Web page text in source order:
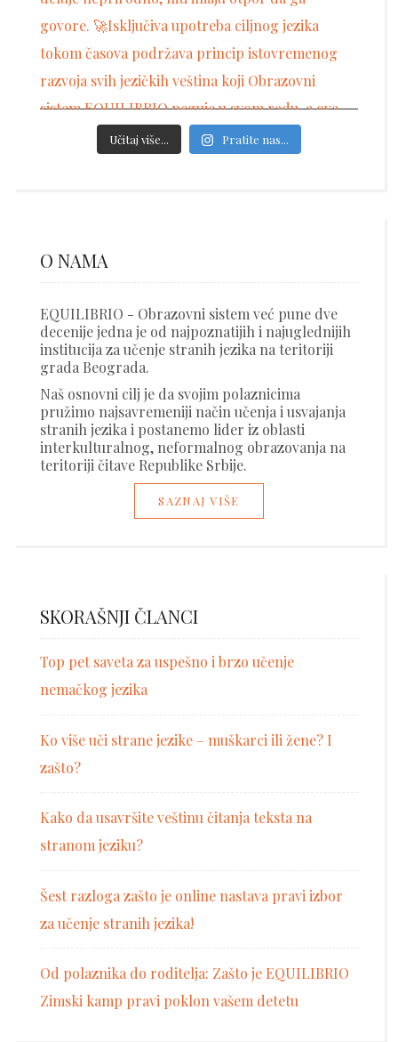
Učitaj više... Pratite nas...
O NAMA
EQUILIBRIO - Obrazovni sistem već pune dve
decenije jedna je od najpoznatijih i najuglednijih
institucija za učenje stranih jezika na teritoriji
grada Beograda.
Naš osnovni cilj je da svojim polaznicima
pružimo najsavremeniji način učenja i usvajanja
stranih jezika i postanemo lider iz oblasti
interkulturalnog, neformalnog obrazovanja na
teritoriji čitave Republike Srbije.
SAZNAJ VIŠE
SKORAŠNJI ČLANCI
Top pet saveta za uspešno i brzo učenje
nemačkog jezika
Ko više uči strane jezike – muškarci ili žene? I
zašto?
Kako da usavršite veštinu čitanja teksta na
stranom jeziku?
Šest razloga zašto je online nastava pravi izbor
za učenje stranih jezika!
Od polaznika do roditelja: Zašto je EQUILIBRIO
Zimski kamp pravi poklon vašem detetu